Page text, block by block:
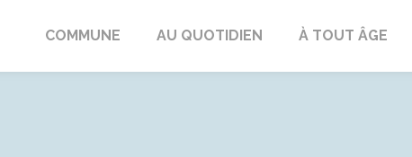
Angeac-Champagne
COMMUNE AU QUOTIDIEN À TOUT ÂGE